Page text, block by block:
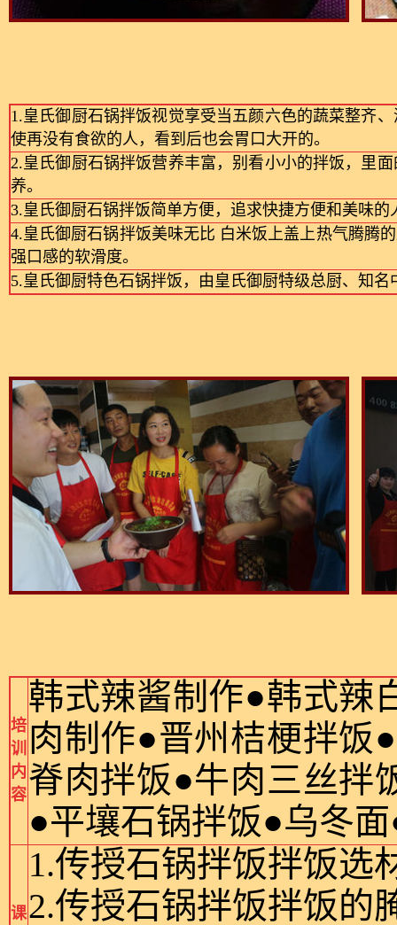
1.皇氏御厨石锅拌饭视觉享受当五颜六色的蔬菜整齐
使再没有食欲的人，看到后也会胃口大开的。
2.皇氏御厨石锅拌饭营养丰富，别看小小的拌饭，里
养。
3.皇氏御厨石锅拌饭简单方便，追求快捷方便和美味
4.皇氏御厨石锅拌饭美味无比 白米饭上盖上热气腾腾
强口感的软滑度。
5.皇氏御厨特色石锅拌饭，由皇氏御厨特级总厨、知
培
训
内
容
韩式辣酱制作●韩式辣
肉制作●晋州桔梗拌饭
脊肉拌饭●牛肉三丝拌
●平壤石锅拌饭●乌冬
课
1.传授石锅拌饭拌饭选
2.传授石锅拌饭拌饭的